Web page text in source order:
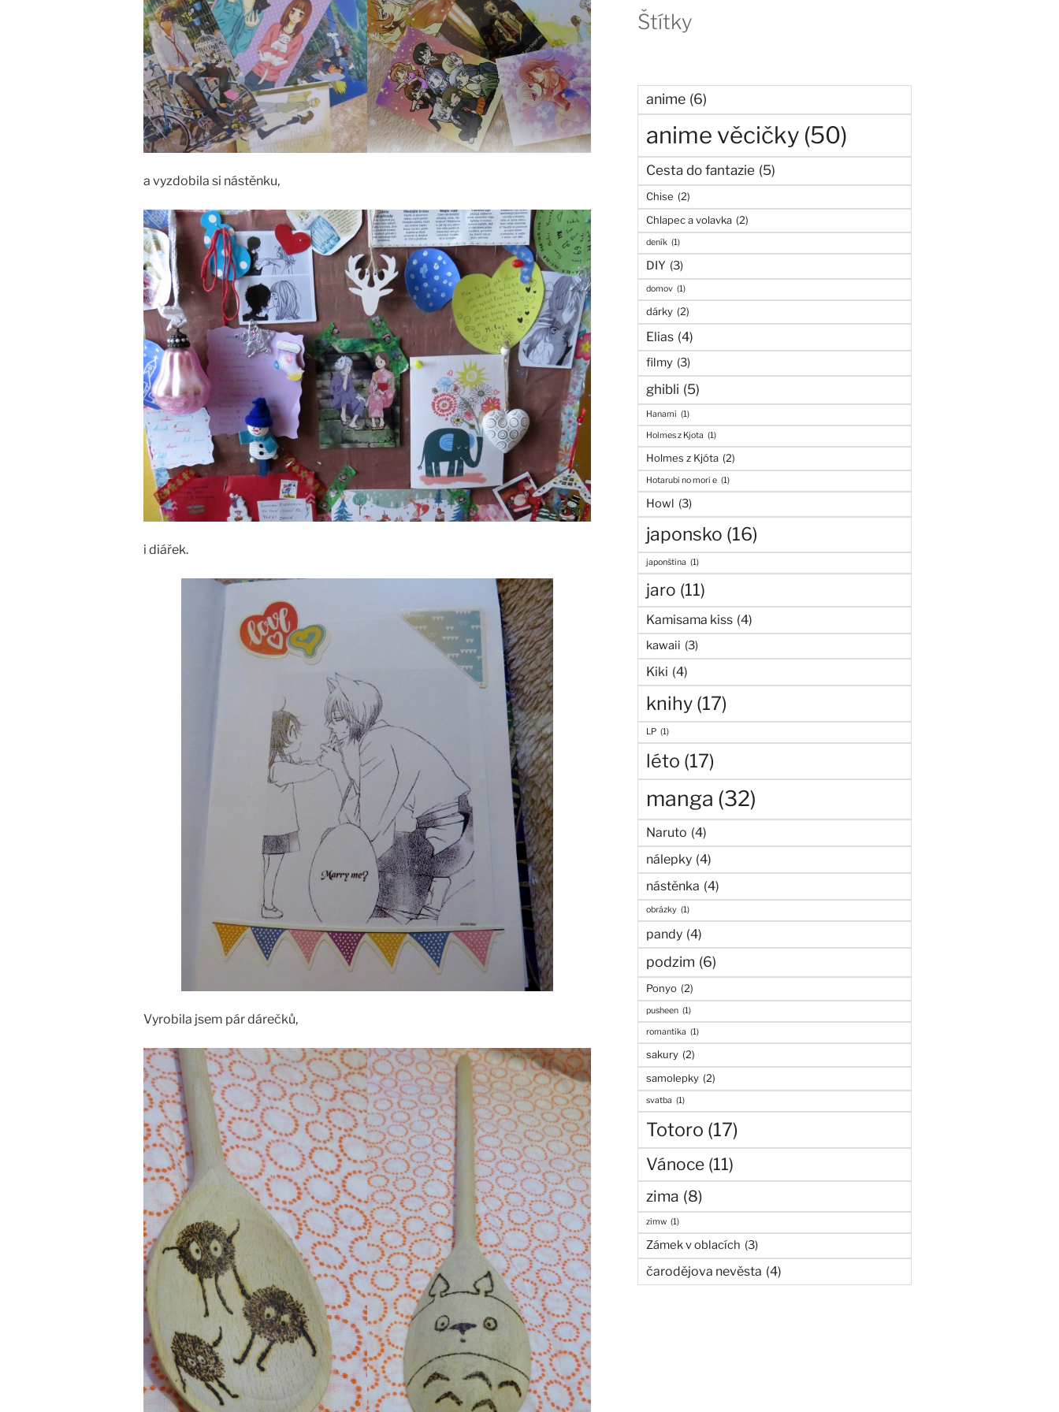
a vyzdobila si nástěnku,
i diářek.
Vyrobila jsem pár dárečků,
Štítky
anime (6)
anime věcičky (50)
Cesta do fantazie (5)
Chise (2)
Chlapec a volavka (2)
deník (1)
DIY (3)
domov (1)
dárky (2)
Elias (4)
filmy (3)
ghibli (5)
Hanami (1)
Holmes z Kjota (1)
Holmes z Kjóta (2)
Hotarubi no mori e (1)
Howl (3)
japonsko (16)
japonština (1)
jaro (11)
Kamisama kiss (4)
kawaii (3)
Kiki (4)
knihy (17)
LP (1)
léto (17)
manga (32)
Naruto (4)
nálepky (4)
nástěnka (4)
obrázky (1)
pandy (4)
podzim (6)
Ponyo (2)
pusheen (1)
romantika (1)
sakury (2)
samolepky (2)
svatba (1)
Totoro (17)
Vánoce (11)
zima (8)
zimw (1)
Zámek v oblacích (3)
čarodějova nevěsta (4)